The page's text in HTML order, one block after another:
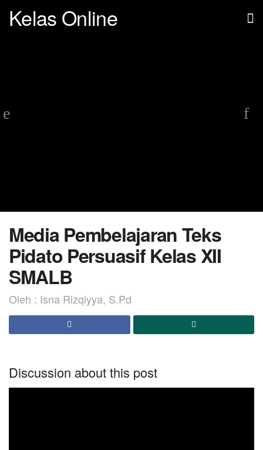
Kelas Online
Media Pembelajaran Teks
Pidato Persuasif Kelas XII
SMALB
Oleh : Isna Rizqiyya, S.Pd
Discussion about this post